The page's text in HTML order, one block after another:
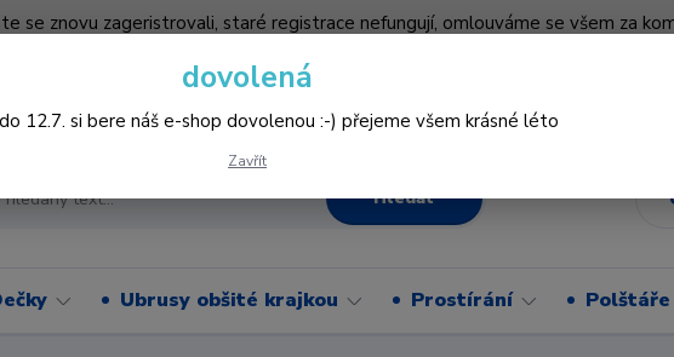
se znovu zageristrovali, staré registrace nefungují, omlouváme se všem za
Hledat
Ubrusy obšité krajkou Prostírání
dovolená
12.7. si bere náš e-shop dovolenou :-) přejeme všem krásné léto
Zavřít